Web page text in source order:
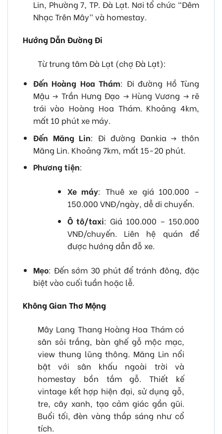
Lin, Phường 7, TP. Đà Lạt. Nơi tổ chức “Đêm
Nhạc Trên Mây” và homestay.
Hướng Dẫn Đường Đi
Từ trung tâm Đà Lạt (chợ Đà Lạt):
Đến Hoàng Hoa Thám: Đi đường Hồ Tùng
Mậu -> Trần Hưng Đạo -> Hùng Vương -> rẽ
trái vào Hoàng Hoa Thám. Khoảng 4km,
mất 10 phút xe máy.
Đến Măng Lin: Đi đường Đankia -> thôn
Măng Lin. Khoảng 7km, mất 15-20 phút.
Phương tiện:
Xe máy: Thuê xe giá 100.000 –
150.000 VNĐ/ngày, dễ di chuyển.
Ô tô/taxi: Giá 100.000 – 150.000
VNĐ/chuyến. Liên hệ quán để
được hướng dẫn đỗ xe.
Mẹo: Đến sớm 30 phút để tránh đông, đặc
biệt vào cuối tuần hoặc lễ.
Không Gian Thơ Mộng
Mây Lang Thang Hoàng Hoa Thám có
sân sỏi trắng, bàn ghế gỗ mộc mạc,
view thung lũng thông. Măng Lin nổi
bật với sân khấu ngoài trời và
homestay bồn tắm gỗ. Thiết kế
vintage kết hợp hiện đại, sử dụng gỗ,
tre, cây xanh, tạo cảm giác gần gũi.
Buổi tối, đèn vàng thắp sáng như cổ
tích.